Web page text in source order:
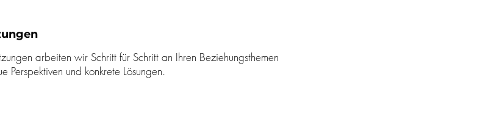
arbeiten wir Schritt für Schritt an Ihren Beziehungsthemen
Perspektiven und konkrete Lösungen.